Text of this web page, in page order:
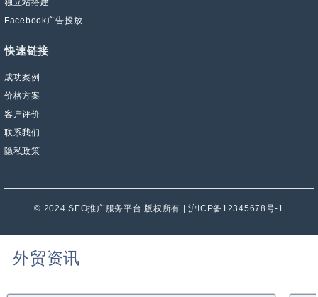
Facebook广告投放
快速链接
成功案例
价格方案
客户评价
联系我们
隐私政策
© 2024 SEO推广服务平台 版权所有 | 沪ICP备12345678号-1
外贸资讯